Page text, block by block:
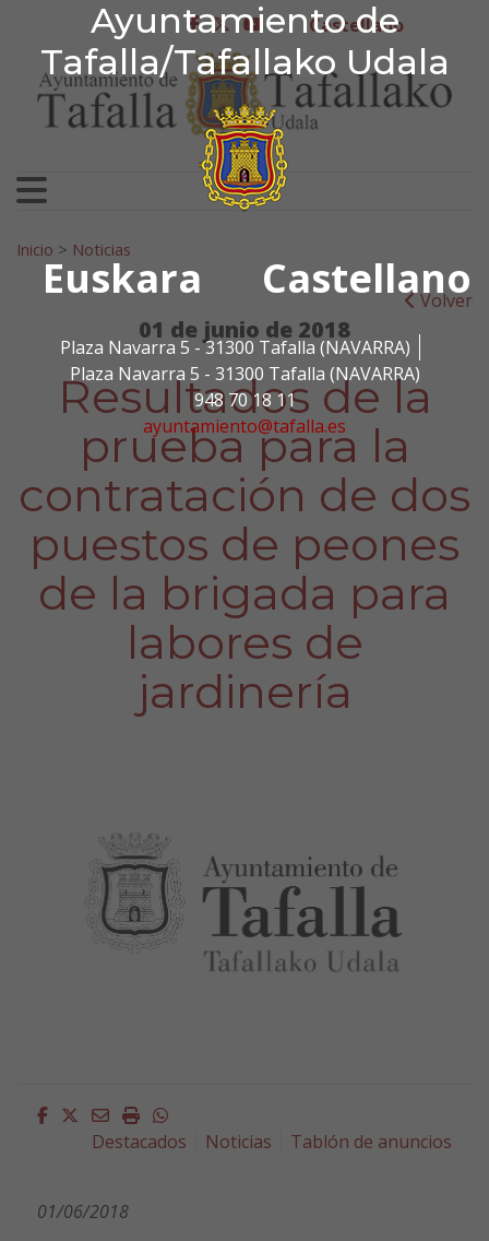
Ayuntamiento de
Tafalla/Tafallako Udala
Euskara Castellano
Plaza Navarra 5 - 31300 Tafalla (NAVARRA)
Plaza Navarra 5 - 31300 Tafalla (NAVARRA)
948 70 18 11
ayuntamiento@tafalla.es
Ir al contenido
Ayuntamiento de
facebook
twitter
youtubeCastellano
Search for:
Inicio > Noticias
Volver
01 de junio de 2018
Resultados de la
prueba para la
contratación de dos
puestos de peones
de la brigada para
labores de
jardinería
Facebook
Twitter
EmailImprimirWhatsapp
Destacados
Noticias Tablón de anuncios
01/06/2018